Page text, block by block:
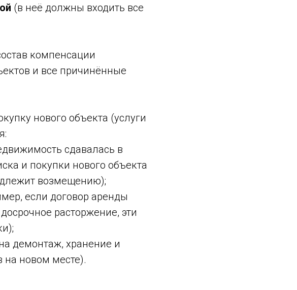
(в неё должны входить все
компенсации
и все причинённые
нового объекта (услуги
сдавалась в
и покупки нового объекта
возмещению);
если договор аренды
расторжение, эти
демонтаж, хранение и
на новом месте).